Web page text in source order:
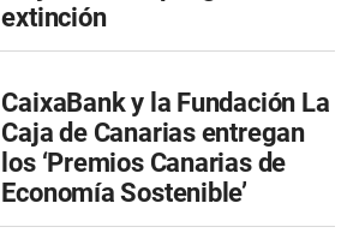
extinción
CaixaBank y la Fundación La
Caja de Canarias entregan
los ‘Premios Canarias de
Economía Sostenible’